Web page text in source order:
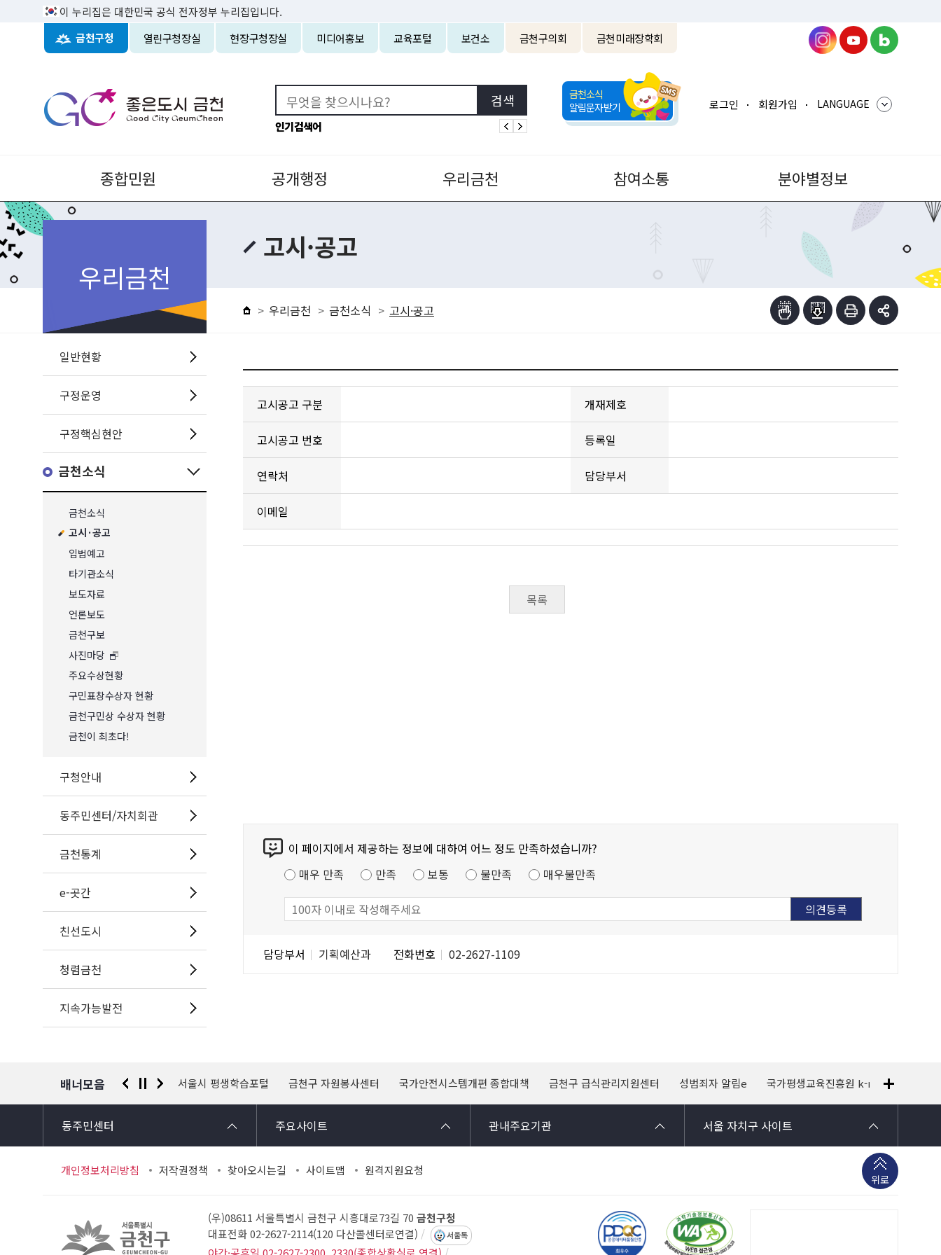
이 누리집은 대한민국 공식 전자정부 누리집입니다.
금천구청 열린구청장실 현장구청장실 미디어홍보 교육포털 보건소 금천구의회 금천미래장학회
인기검색어
금천소식
알림문자받기
로그인 회원가입 LANGUAGE
종합민원 공개행정 우리금천 참여소통 분야별정보
우리금천
일반현황
구정운영
구정핵심현안
금천소식
금천소식
고시·공고
입법예고
타기관소식
보도자료
언론보도
금천구보
사진마당
주요수상현황
구민표창수상자 현황
금천구민상 수상자 현황
금천이 최초다!
구청안내
동주민센터/자치회관
금천통계
e-곳간
친선도시
청렴금천
지속가능발전
고시·공고
우리금천 금천소식 고시·공고
고시공고 구분 개재제호
고시공고 번호 등록일
연락처 담당부서
이메일
목록
이 페이지에서 제공하는 정보에 대하여 어느 정도 만족하셨습니까?
매우 만족
만족 보통 불만족 매우불만족
담당부서 기획예산과 전화번호 02-2627-1109
배너모음
경찰청 유실물 통합포털 서울시 평생학습포털 금천구 자원봉사센터 국가안전시스템개편 종합대책 금천구 급식관리지원센터 성범죄자 알림e 국가평생교육진흥원 k-mooc
동주민센터 주요사이트 관내주요기관 서울 자치구 사이트
개인정보처리방침 저작권정책 찾아오시는길 사이트맵 원격지원요청
위로
(우)08611 서울특별시 금천구 시흥대로73길 70 금천구청
대표전화 02-2627-2114(120 다산콜센터로연결) 서울톡